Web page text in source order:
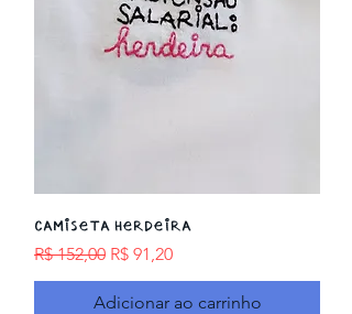
Camiseta HERDEIRA
Preço normal
R$ 152,00 Preço promocional
R$ 91,20
Adicionar ao carrinho